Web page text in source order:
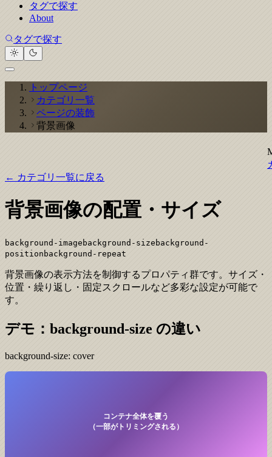
タグで探す
About
タグで探す
トップページ
カテゴリ一覧
ページの装飾
背景画像
← カテゴリ一覧に戻る
背景画像の配置・サイズ
background-image background-size background-
position background-repeat
背景画像の表示方法を制御するプロパティ群です。サイズ・
位置・繰り返し・固定スクロールなど多彩な設定が可能で
す。
デモ：background-size の違い
background-size: cover
コンテナ全体を覆う
（一部がトリミングされる）